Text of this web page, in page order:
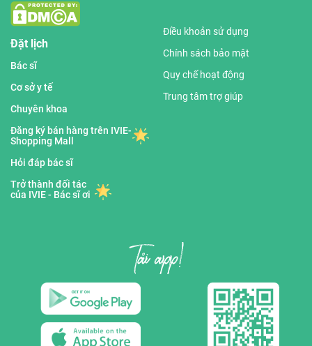
Đặt lịch
Bác sĩ
Cơ sở y tế
Chuyên khoa
Đăng ký bán hàng trên IVIE-
Shopping Mall
Hỏi đáp bác sĩ
Trở thành đối tác
của IVIE - Bác sĩ ơi
Điều khoản sử dụng
Chính sách bảo mật
Quy chế hoạt động
Trung tâm trợ giúp